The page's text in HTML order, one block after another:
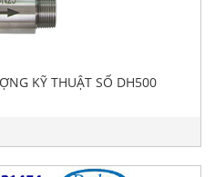
KỸ THUẬT SỐ DH500